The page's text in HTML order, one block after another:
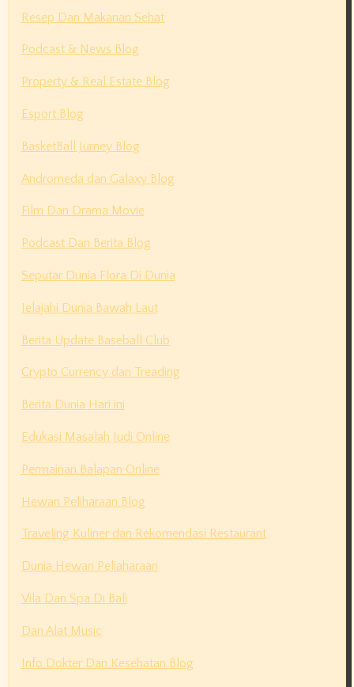
Resep Dan Makanan Sehat
Podcast & News Blog
Property & Real Estate Blog
Esport Blog
BasketBall Jurney Blog
Andromeda dan Galaxy Blog
Film Dan Drama Movie
Podcast Dan Berita Blog
Seputar Dunia Flora Di Dunia
Jelajahi Dunia Bawah Laut
Berita Update Baseball Club
Crypto Currency dan Treading
Berita Dunia Hari ini
Edukasi Masalah Judi Online
Permainan Balapan Online
Hewan Peliharaan Blog
Traveling Kuliner dan Rekomendasi Restaurant
Dunia Hewan Peliaharaan
Vila Dan Spa Di Bali
Dan Alat Music
Info Dokter Dan Kesehatan Blog